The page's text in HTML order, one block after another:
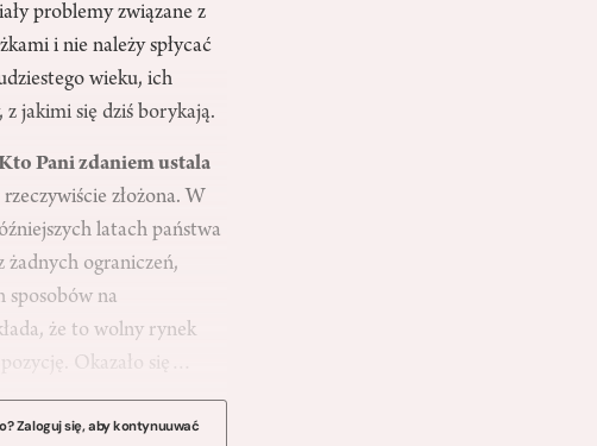
problemy związane z
i nie należy spłycać
wieku, ich
jakimi się dziś borykają.
Pani zdaniem ustala
złożona. W
latach państwa
żadnych ograniczeń,
sposobów na
że to wolny rynek
Okazało się…
Zaloguj się, aby kontynuuwać